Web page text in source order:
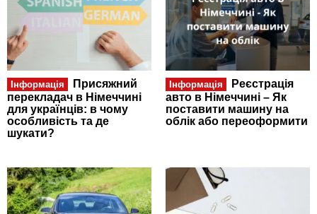
Інформація
Присяжний
перекладач в Німеччині
для українців: в чому
особливість та де
шукати?
Інформація
Реєстрація
авто в Німеччині – Як
поставити машину на
облік або переоформити